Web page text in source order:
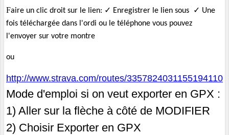
Faire un clic droit sur le lien: ✓ Enregistrer le lien sous ✓ Une
fois téléchargée dans l'ordi ou le téléphone vous pouvez
l'envoyer sur votre montre
ou
http://www.strava.com/routes/3357824031155194110
Mode d'emploi si on veut exporter en GPX :
1) Aller sur la flèche à côté de MODIFIER
2) Choisir Exporter en GPX